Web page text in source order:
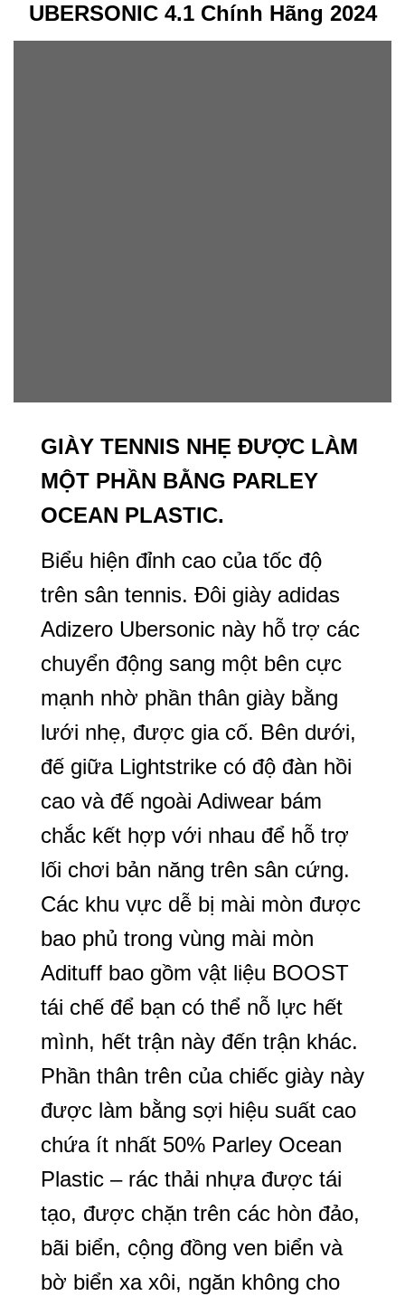
UBERSONIC 4.1 Chính Hãng 2024
GIÀY TENNIS NHẸ ĐƯỢC LÀM
MỘT PHẦN BẰNG PARLEY
OCEAN PLASTIC.
Biểu hiện đỉnh cao của tốc độ
trên sân tennis. Đôi giày adidas
Adizero Ubersonic này hỗ trợ các
chuyển động sang một bên cực
mạnh nhờ phần thân giày bằng
lưới nhẹ, được gia cố. Bên dưới,
đế giữa Lightstrike có độ đàn hồi
cao và đế ngoài Adiwear bám
chắc kết hợp với nhau để hỗ trợ
lối chơi bản năng trên sân cứng.
Các khu vực dễ bị mài mòn được
bao phủ trong vùng mài mòn
Adituff bao gồm vật liệu BOOST
tái chế để bạn có thể nỗ lực hết
mình, hết trận này đến trận khác.
Phần thân trên của chiếc giày này
được làm bằng sợi hiệu suất cao
chứa ít nhất 50% Parley Ocean
Plastic – rác thải nhựa được tái
tạo, được chặn trên các hòn đảo,
bãi biển, cộng đồng ven biển và
bờ biển xa xôi, ngăn không cho